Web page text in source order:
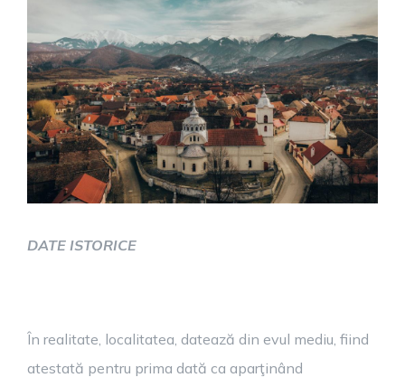
DATE ISTORICE
În realitate, localitatea, datează din evul mediu, fiind
atestată pentru prima dată ca aparţinând